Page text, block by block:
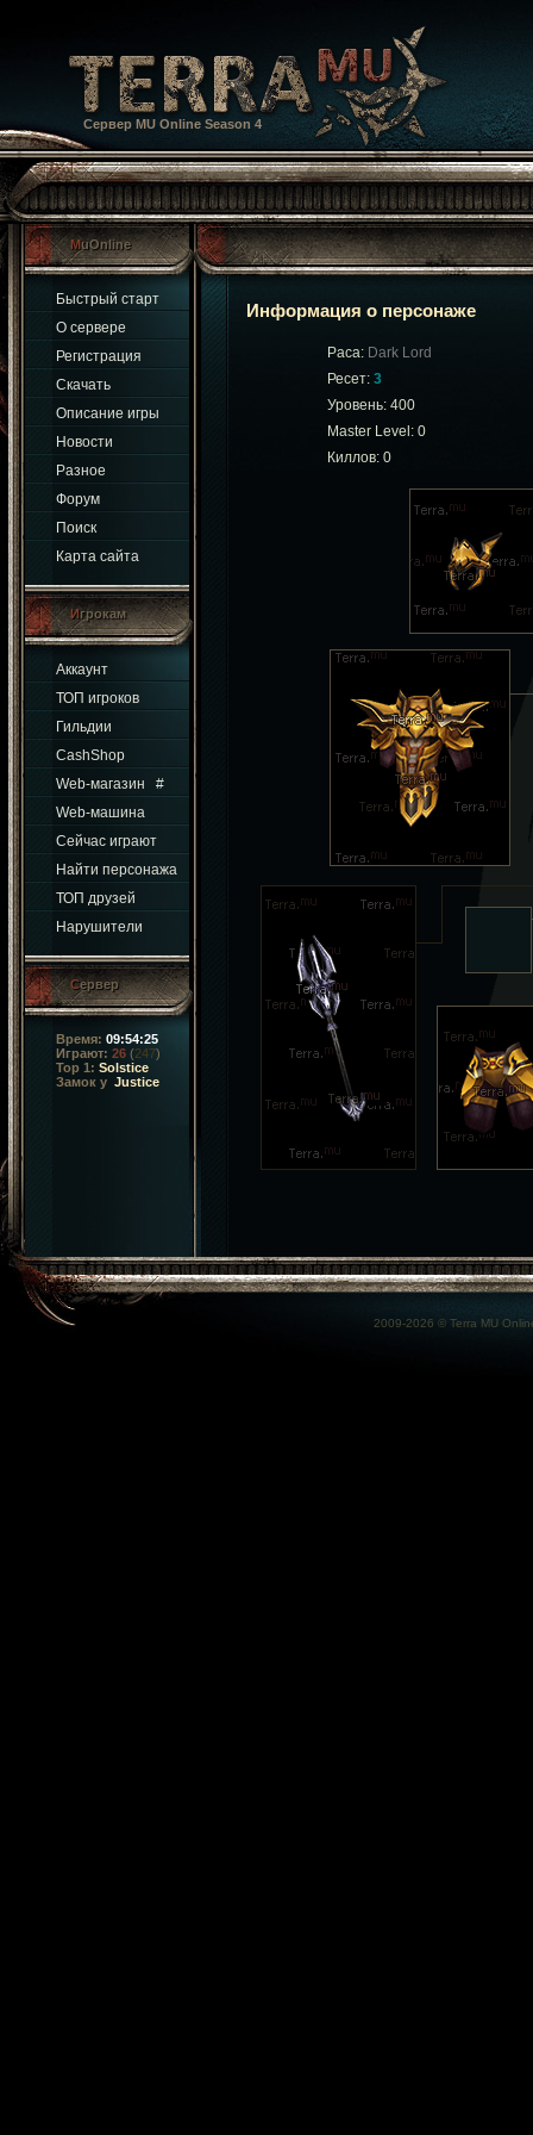
Сервер MU Online Season 4
MuOnline
Быстрый старт
О сервере
Регистрация
Скачать
Описание игры
Новости
Разное
Форум
Поиск
Карта сайта
Игрокам
Аккаунт
ТОП игроков
Гильдии
CashShop
Web-магазин
#
Web-машина
Сейчас играют
Найти персонажа
ТОП друзей
Нарушители
Сервер
Время: 09:54:25
Играют: 26 (247)
Top 1: Solstice
Замок у Justice
Информация о персонаже
Раса: Dark Lord
Ресет: 3
Уровень: 400
Master Level: 0
Киллов: 0
2009-2026 © Terra MU